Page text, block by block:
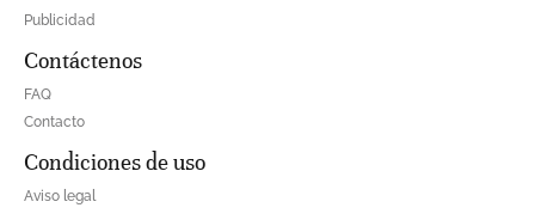
Publicidad
Contáctenos
FAQ
Contacto
Condiciones de uso
Aviso legal